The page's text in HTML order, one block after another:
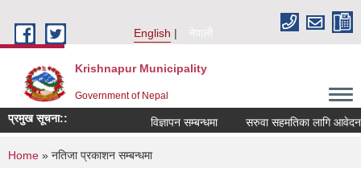
English
नेपाली
Krishnapur Municipality
Government of Nepal
प्रमुख सूचना:: विज्ञापन सम्बन्धमा सरुवा सहमतिका लागि आवेदन
You are here
Home » नतिजा प्रकाशन सम्बन्धमा